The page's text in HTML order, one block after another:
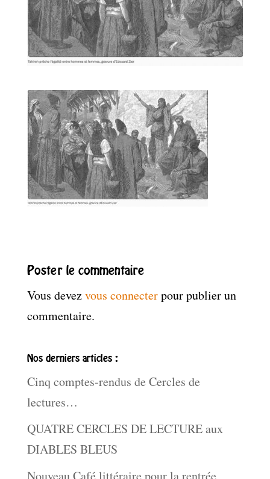
Poster le commentaire
Vous devezvous connecterpour publier un
commentaire.
Nos derniers articles :
Cinq comptes-rendus de Cercles de
lectures…
QUATRE CERCLES DE LECTURE aux
DIABLES BLEUS
Nouveau Café littéraire pour la rentrée